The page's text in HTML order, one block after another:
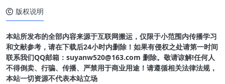
版权说明
本站所发布的全部内容来源于互联网搬运，仅限于小范围内传播学习
和文献参考，请在下载后24小时内删除！如果有侵权之处请第一时间
联系我们QQ邮箱：suyanw520@163.com 删除。敬请谅解!任何人
不得倒卖、行骗、传播、严禁用于商业用途！请遵循相关法律法规，
本站一切资源不代表本站立场